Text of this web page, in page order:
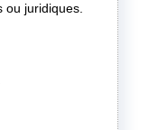
juridiques.